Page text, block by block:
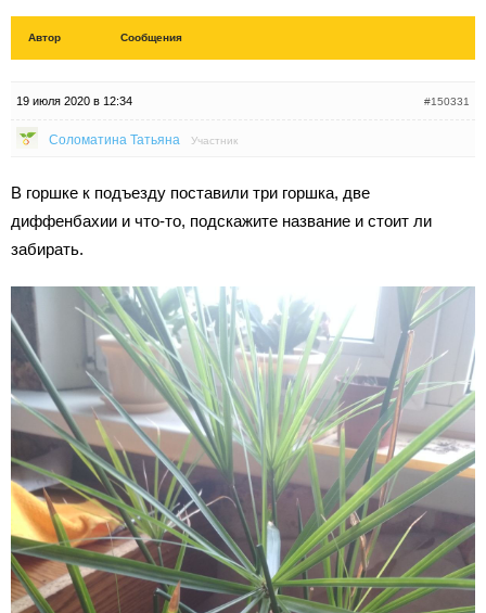
Автор Сообщения
19 июля 2020 в 12:34 #150331
Соломатина Татьяна Участник
В горшке к подъезду поставили три горшка, две
диффенбахии и что-то, подскажите название и стоит ли
забирать.